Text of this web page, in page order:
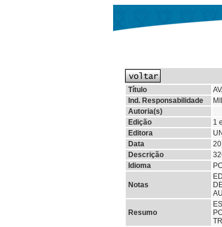
Título
Ind. Responsabilidade
Autoria(s)
Edição
1
Editora
Data
Descrição
Idioma
Notas
Resumo